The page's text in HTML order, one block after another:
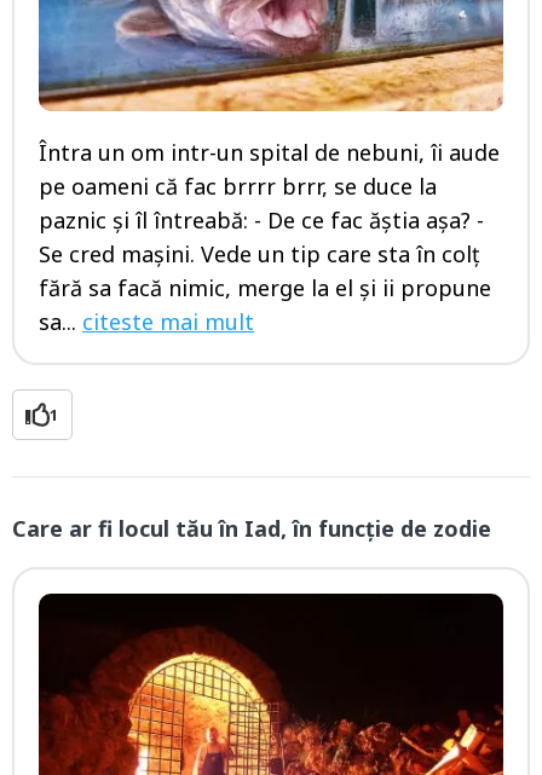
Întra un om intr-un spital de nebuni, îi aude
pe oameni că fac brrrr brrr, se duce la
paznic și îl întreabă: - De ce fac ăștia așa? -
Se cred mașini. Vede un tip care sta în colț
fără sa facă nimic, merge la el și ii propune
sa... citeste mai mult
1
Care ar fi locul tău în Iad, în funcţie de zodie